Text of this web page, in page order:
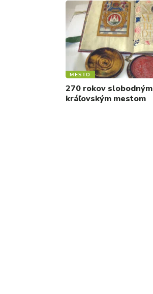
MESTO
270 rokov slobodným
kráľovským mestom